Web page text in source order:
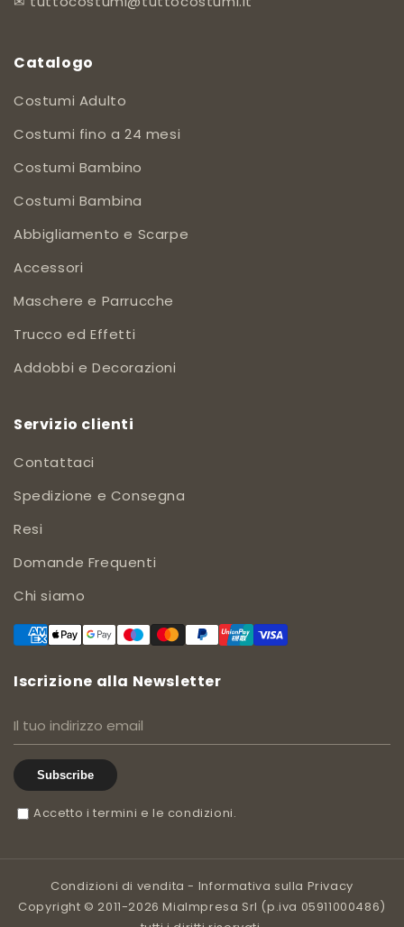
Catalogo
Costumi Adulto
Costumi fino a 24 mesi
Costumi Bambino
Costumi Bambina
Abbigliamento e Scarpe
Accessori
Maschere e Parrucche
Trucco ed Effetti
Addobbi e Decorazioni
Servizio clienti
Contattaci
Spedizione e Consegna
Resi
Domande Frequenti
Chi siamo
Iscrizione alla Newsletter
Subscribe
Accetto i termini e le condizioni.
Condizioni di vendita - Informativa sulla Privacy
Copyright © 2011-2026 MiaImpresa Srl (p.iva 05911000486)